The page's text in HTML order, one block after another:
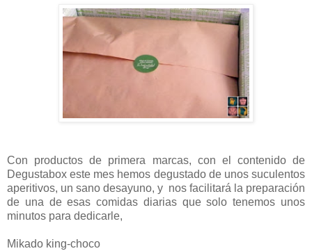
Con productos de primera marcas, con el contenido de
Degustabox este mes hemos degustado de unos suculentos
aperitivos, un sano desayuno, y nos facilitará la preparación
de una de esas comidas diarias que solo tenemos unos
minutos para dedicarle,
Mikado king-choco